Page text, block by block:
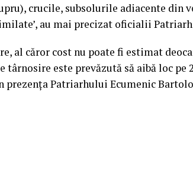
crucile, subsolurile adiacente din
au mai precizat oficialii
al căror cost nu poate fi estimat
este prevăzută să aibă loc pe
Patriarhului Ecumenic